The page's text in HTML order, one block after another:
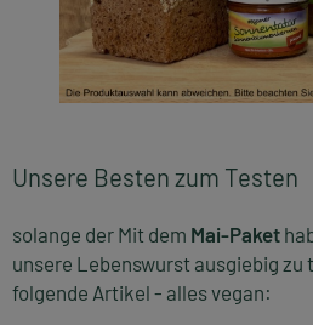
Unsere Besten zum Testen
solange der Mit dem Mai-Paket
unsere Lebenswurst ausgiebig zu
folgende Artikel - alles vegan: